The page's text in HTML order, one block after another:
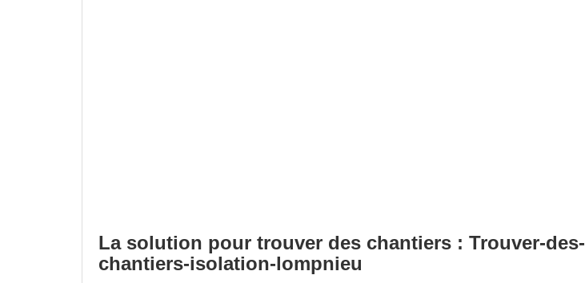
La solution pour trouver des chantiers : Trouver-des-
chantiers-isolation-lompnieu